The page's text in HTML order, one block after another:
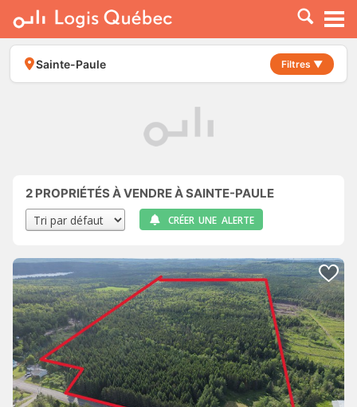
À LOUER
À VENDRE
PLACER UNE ANNONCE
Sainte-Paule Filtres ▼
2 PROPRIÉTÉS À VENDRE À SAINTE-PAULE
CRÉER UNE ALERTE